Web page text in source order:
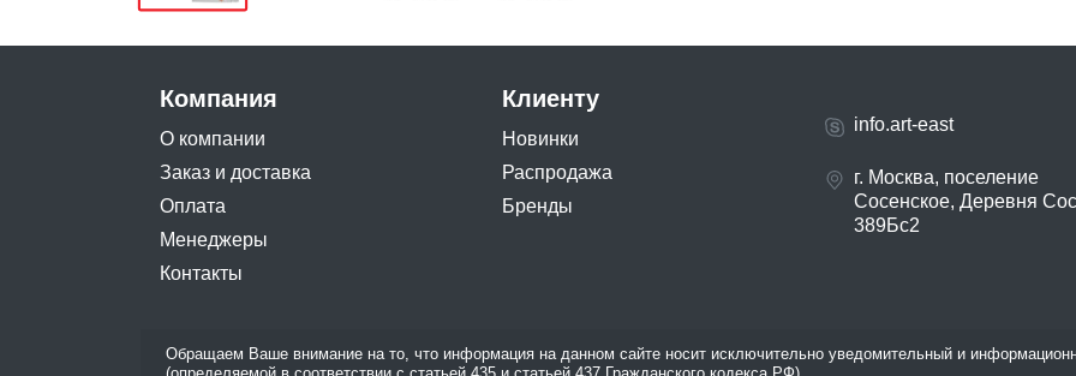
Компания
О компании
Заказ и доставка
Оплата
Менеджеры
Контакты
Клиенту
Новинки
Распродажа
Бренды
info.art-east
г. Москва, поселение
Сосенское, Деревня
389Бс2
Обращаем Ваше внимание на то, что информация на данном сайте носит исключительно уведомительный и